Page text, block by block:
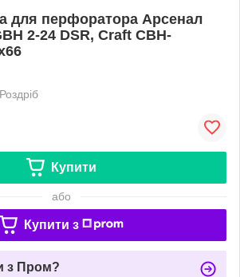
для перфоратора Арсенал
2-24 DSR, Craft CBH-
Роздріб
Купити
або
Купити з
з Пром?